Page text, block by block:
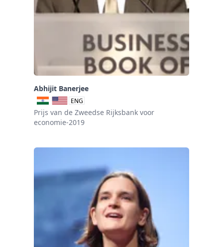
Abhijit Banerjee
ENG
Prijs van de Zweedse Rijksbank voor
economie-2019